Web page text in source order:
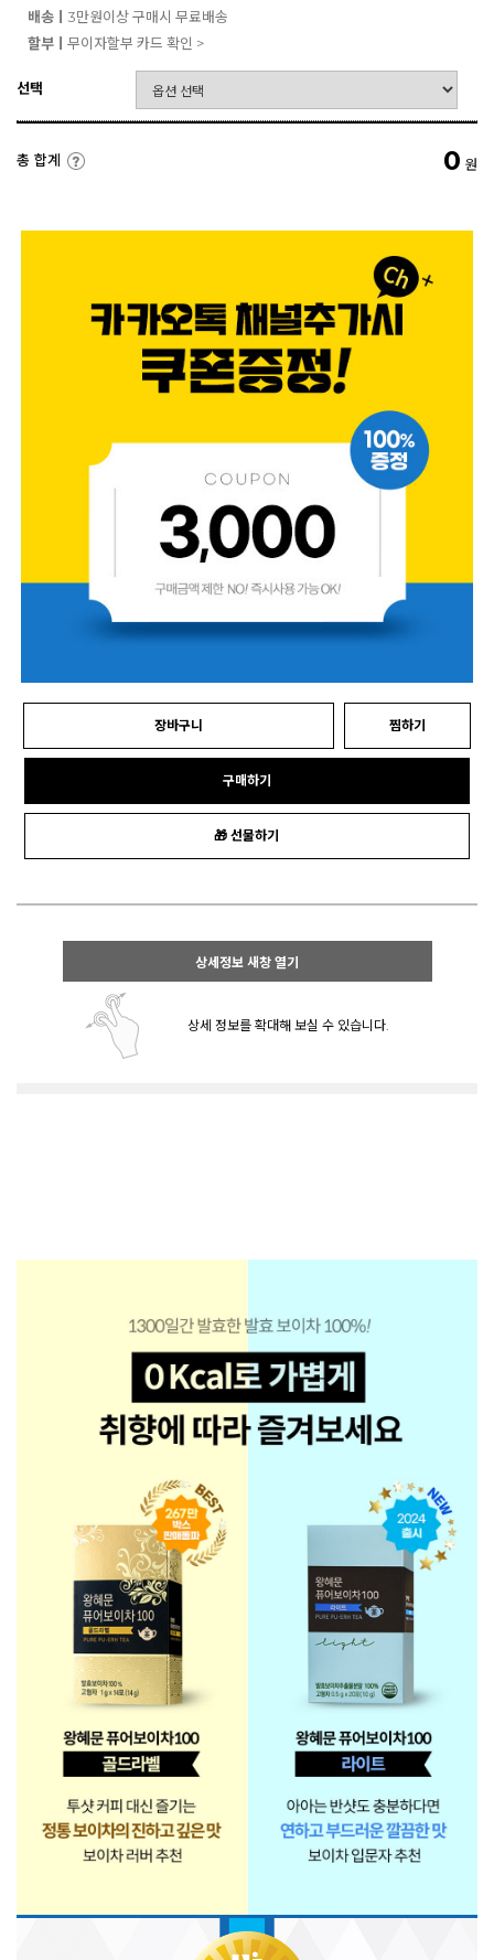
배송ㅣ 3만원이상 구매시 무료배송
할부ㅣ 무이자할부 카드 확인 >
선택
총 합계 0 원
장바구니 찜하기
구매하기
🎁 선물하기
상세정보 새창 열기
상세 정보를 확대해 보실 수 있습니다.